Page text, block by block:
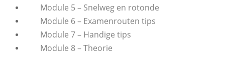
Module 5 – Snelweg en rotonde
Module 6 – Examenrouten tips
Module 7 – Handige tips
Module 8 – Theorie